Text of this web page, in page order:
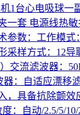
1台心电吸球一
一套 电源线热
参数：工作模式
采样方式：12导
交流滤波器：
器：自适应漂移
，具备抗除颤效
：自动/2.5/5/